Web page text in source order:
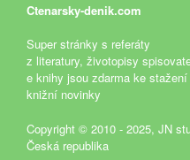
Ctenarsky-denik.com
Super stránky s referáty
z literatury, životopisy
e knihy jsou zdarma ke stažení
knižní novinky
Copyright © 2010 - 2025, JN
Česká republika